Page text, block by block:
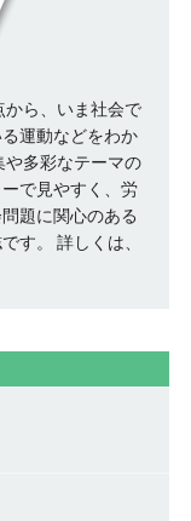
から、いま社会で
運動などをわか
や多彩なテーマの
で見やすく、労
題に関心のある
す。 詳しくは、